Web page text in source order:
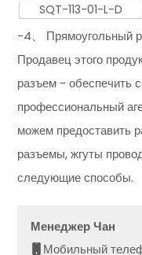
SQT-113-01-L-D
-4、 Прямоугольный
Продавец этого
разъем - обеспечить
профессиональный
можем предоставить
разъемы, жгуты
следующие способы.
Менеджер Чан
Мобильный